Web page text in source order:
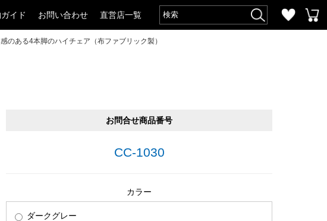
イド お問い合わせ 直営店一覧
のある4本脚のハイチェア（布ファブリック製）
お問合せ商品番号
CC-1030
カラー
ダークグレー